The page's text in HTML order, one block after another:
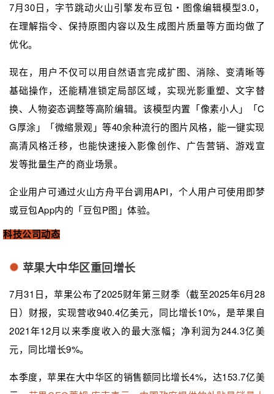
7月30日，字节跳动火山引擎发布豆包・图像编辑模型3.0，
在理解指令、保持原图内容以及生成图片质量等方面均做了
优化。
现在，用户不仅可以用自然语言完成扩图、消除、变清晰等
基础操作，还能精准锁定局部区域，实现光影重塑、文字替
换、人物姿态调整等高阶编辑。该模型内置「像素小人」「C
G厚涂」「微缩景观」等40余种流行的图片风格，能一键实现
高清风格迁移，也能快速接入影像创作、广告营销、游戏宣
发等批量生产的商业场景。
企业用户可通过火山方舟平台调用API，个人用户可使用即梦
或豆包App内的「豆包P图」体验。
科技公司动态
苹果大中华区重回增长
7月31日，苹果公布了2025财年第三财季（截至2025年6月28
日）财报，实现营收940.4亿美元，同比增长10%，是苹果自
2021年12月以来季度收入的最大涨幅；净利润为244.3亿美
元，同比增长9%。
本季度，苹果在大中华区的销售额同比增长4%，达153.7亿美